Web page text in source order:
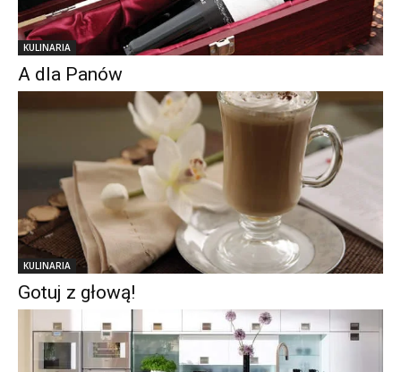
KULINARIA
A dla Panów
KULINARIA
Gotuj z głową!